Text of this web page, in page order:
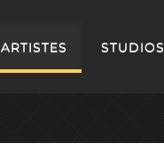
ARTISTES STUDIOS